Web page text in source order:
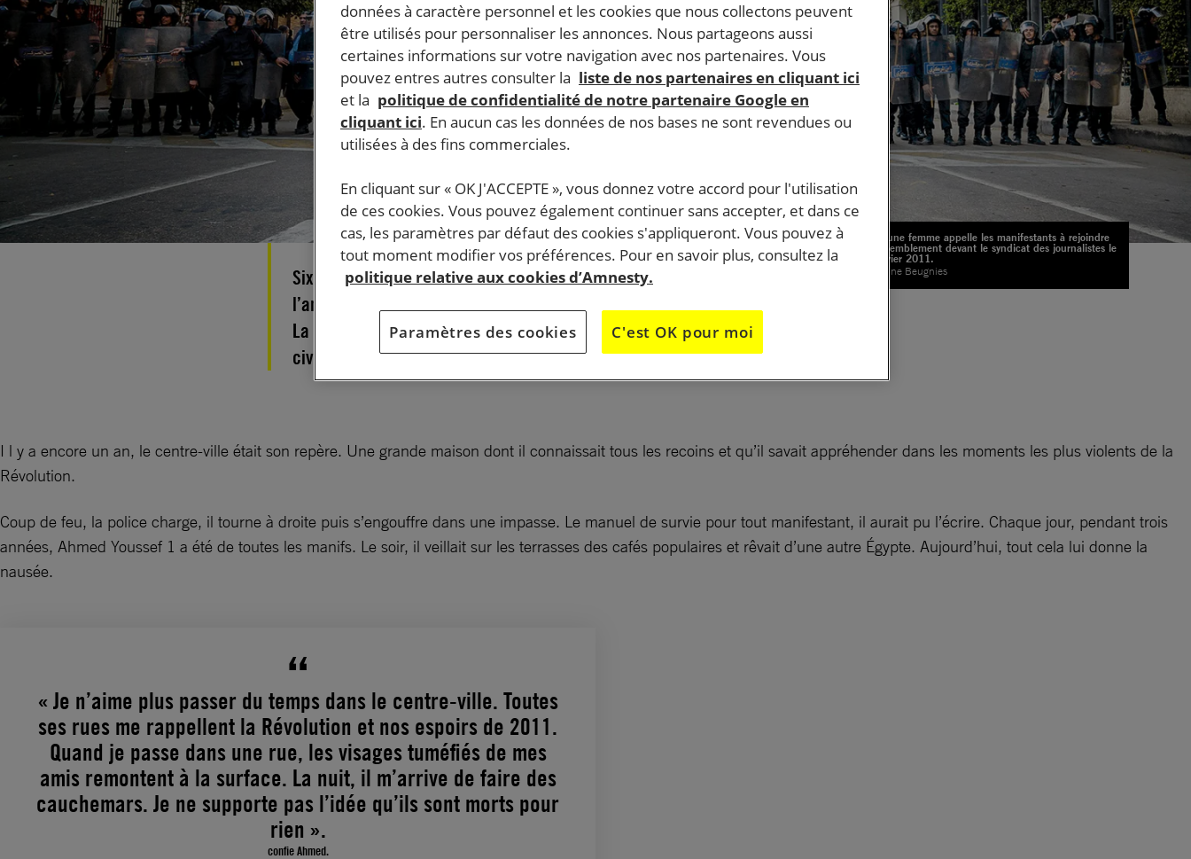
Une jeune femme appelle les manifestants à rejoindre
un rassemblement devant le syndicat des journalistes le
26 janvier 2011.
© Pauline Beugnies
Six ans après la Révolution, et après l’arrivée au pouvoir d’al-Sissi,
l’armée et le pays sont engagés dans un inquiétant face-à-face.
La répression féroce a fait taire les opposants et découragé la société
civile, mais n’a rien réglé des maux du pays.
I l y a encore un an, le centre-ville était son repère. Une grande maison dont il connaissait tous les recoins et qu’il savait appréhender dans les moments les plus violents de la
Révolution.
Coup de feu, la police charge, il tourne à droite puis s’engouffre dans une impasse. Le manuel de survie pour tout manifestant, il aurait pu l’écrire. Chaque jour, pendant trois
années, Ahmed Youssef 1 a été de toutes les manifs. Le soir, il veillait sur les terrasses des cafés populaires et rêvait d’une autre Égypte. Aujourd’hui, tout cela lui donne la
nausée.
« Je n’aime plus passer du temps dans le centre-ville. Toutes
ses rues me rappellent la Révolution et nos espoirs de 2011.
Quand je passe dans une rue, les visages tuméfiés de mes
amis remontent à la surface. La nuit, il m’arrive de faire des
cauchemars. Je ne supporte pas l’idée qu’ils sont morts pour
rien ».
confie Ahmed.
données à caractère personnel et les cookies que nous collectons peuvent
être utilisés pour personnaliser les annonces. Nous partageons aussi
certaines informations sur votre navigation avec nos partenaires. Vous
pouvez entres autres consulter la liste de nos partenaires en cliquant ici
et la politique de confidentialité de notre partenaire Google en
cliquant ici. En aucun cas les données de nos bases ne sont revendues ou
utilisées à des fins commerciales.
En cliquant sur « OK J'ACCEPTE », vous donnez votre accord pour l'utilisation
de ces cookies. Vous pouvez également continuer sans accepter, et dans ce
cas, les paramètres par défaut des cookies s'appliqueront. Vous pouvez à
tout moment modifier vos préférences. Pour en savoir plus, consultez la
politique relative aux cookies d’Amnesty.
Paramètres des cookies C'est OK pour moi